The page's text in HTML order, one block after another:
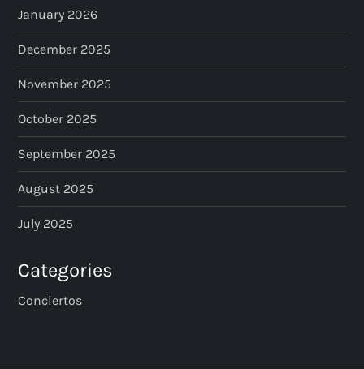
January 2026
December 2025
November 2025
October 2025
September 2025
August 2025
July 2025
Categories
Conciertos